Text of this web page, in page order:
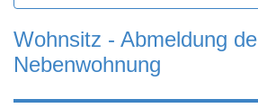
Wohnsitz - Abmeldung
Nebenwohnung